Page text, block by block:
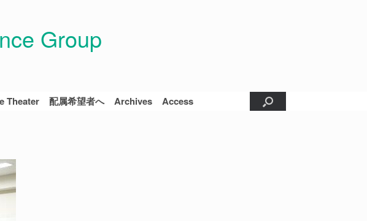
Group
Theater 配属希望者へ Archives Access